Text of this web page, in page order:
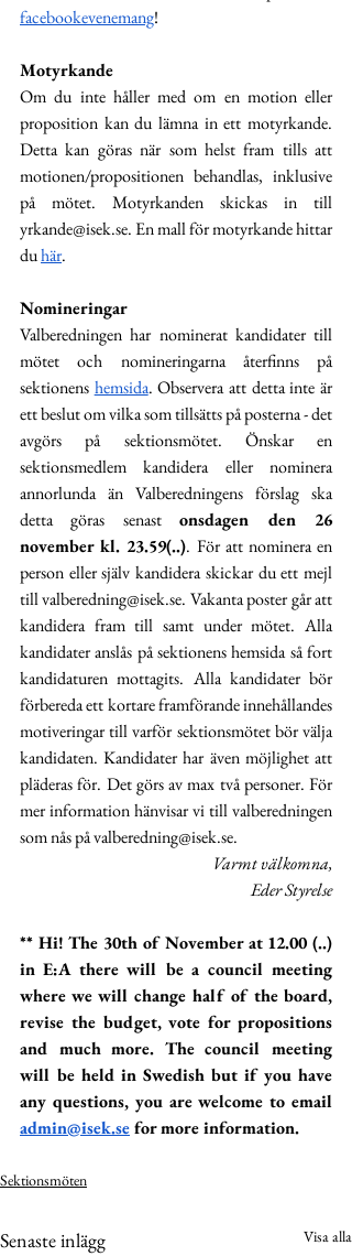
facebookevenemang!
Motyrkande
Om du inte håller med om en motion eller
proposition kan du lämna in ett motyrkande.
Detta kan göras när som helst fram tills att
motionen/propositionen behandlas, inklusive
yrkande@isek.se. En mall för motyrkande hittar
du här.
Nomineringar
Valberedningen har nominerat kandidater till
mötet och nomineringarna återfinns på
sektionens hemsida. Observera att detta inte är
ett beslut om vilka som tillsätts på posterna - det
avgörs på sektionsmötet. Önskar en
sektionsmedlem kandidera eller nominera
annorlunda än Valberedningens förslag ska
detta göras senast onsdagen den 26
november kl. 23.59(..). För att nominera en
person eller själv kandidera skickar du ett mejl
till valberedning@isek.se. Vakanta poster går att
kandidera fram till samt under mötet. Alla
kandidater anslås på sektionens hemsida så fort
kandidaturen mottagits. Alla kandidater bör
förbereda ett kortare framförande innehållandes
motiveringar till varför sektionsmötet bör välja
kandidaten. Kandidater har även möjlighet att
pläderas för. Det görs av max två personer. För
mer information hänvisar vi till valberedningen
som nås på valberedning@isek.se.
Varmt välkomna,
Eder Styrelse
** Hi! The 30th of November at 12.00 (..)
in E:A there will be a council meeting
where we will change half of the board,
revise the budget, vote for propositions
and much more. The council meeting
will be held in Swedish but if you have
admin@isek.se for more information.
Sektionsmöten
Senaste inlägg Visa alla